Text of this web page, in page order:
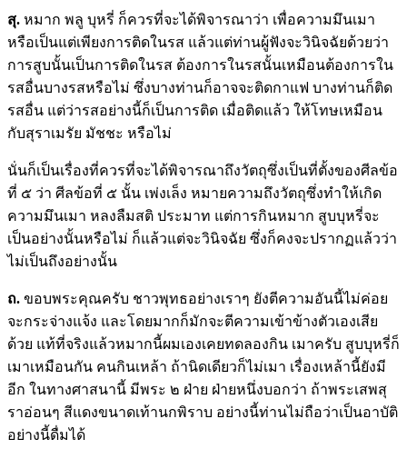
สุ. หมาก พลู บุหรี่ ก็ควรที่จะได้พิจารณาว่า เพื่อความมึนเมา
หรือเป็นแต่เพียงการติดในรส แล้วแต่ท่านผู้ฟังจะวินิจฉัยด้วยว่า
การสูบนั้นเป็นการติดในรส ต้องการในรสนั้นเหมือนต้องการใน
รสอื่นบางรสหรือไม่ ซึ่งบางท่านก็อาจจะติดกาแฟ บางท่านก็ติด
รสอื่น แต่ว่ารสอย่างนี้ก็เป็นการติด เมื่อติดแล้ว ให้โทษเหมือน
กับสุราเมรัย มัชชะ หรือไม่
นั่นก็เป็นเรื่องที่ควรที่จะได้พิจารณาถึงวัตถุซึ่งเป็นที่ตั้งของศีลข้อ
ที่ ๕ ว่า ศีลข้อที่ ๕ นั้น เพ่งเล็ง หมายความถึงวัตถุซึ่งทำให้เกิด
ความมึนเมา หลงลืมสติ ประมาท แต่การกินหมาก สูบบุหรี่จะ
เป็นอย่างนั้นหรือไม่ ก็แล้วแต่จะวินิจฉัย ซึ่งก็คงจะปรากฏแล้วว่า
ไม่เป็นถึงอย่างนั้น
ถ. ขอบพระคุณครับ ชาวพุทธอย่างเราๆ ยังตีความอันนี้ไม่ค่อย
จะกระจ่างแจ้ง และโดยมากก็มักจะตีความเข้าข้างตัวเองเสีย
ด้วย แท้ที่จริงแล้วหมากนี้ผมเองเคยทดลองกิน เมาครับ สูบบุหรี่ก็
เมาเหมือนกัน คนกินเหล้า ถ้านิดเดียวก็ไม่เมา เรื่องเหล้านี้ยังมี
อีก ในทางศาสนานี้ มีพระ ๒ ฝ่าย ฝ่ายหนึ่งบอกว่า ถ้าพระเสพสุ
ราอ่อนๆ สีแดงขนาดเท้านกพิราบ อย่างนี้ท่านไม่ถือว่าเป็นอาบัติ
อย่างนี้ดื่มได้